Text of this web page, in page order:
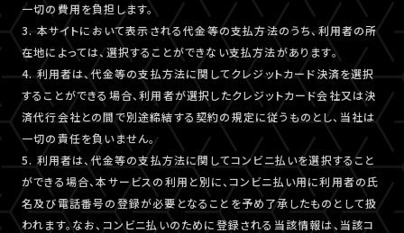
一切の費用を負担します。
3. 本サイトにおいて表示される代金等の支払方法のうち、利用者の所
在地によっては、選択することができない支払方法があります。
4. 利用者は、代金等の支払方法に関してクレジットカード決済を選択
することができる場合、利用者が選択したクレジットカード会社又は決
済代行会社との間で別途締結する契約の規定に従うものとし、当社は
一切の責任を負いません。
5. 利用者は、代金等の支払方法に関してコンビニ払いを選択すること
ができる場合、本サービスの利用と別に、コンビニ払い用に利用者の氏
名及び電話番号の登録が必要となることを予め了承したものとして扱
われます。なお、コンビニ払いのために登録される当該情報は、当該コ